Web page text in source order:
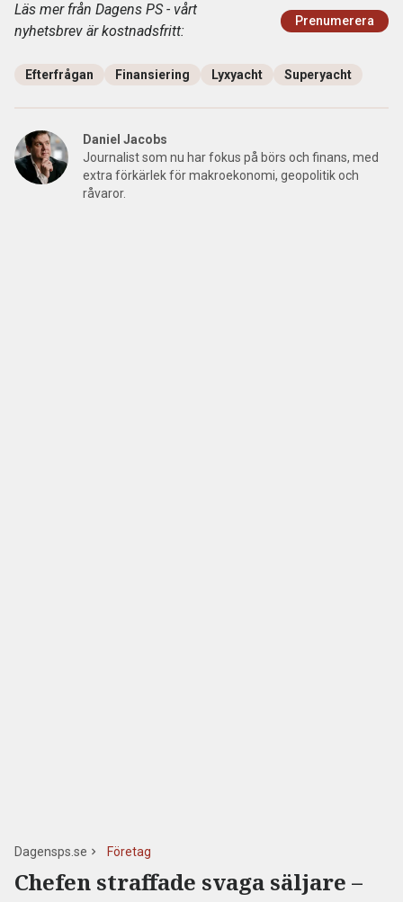
Läs mer från Dagens PS - vårt
nyhetsbrev är kostnadsfritt:
Prenumerera
Efterfrågan Finansiering Lyxyacht Superyacht
Daniel Jacobs
Journalist som nu har fokus på börs och finans, med
extra förkärlek för makroekonomi, geopolitik och
råvaror.
Dagensps.se Företag
Chefen straffade svaga säljare –